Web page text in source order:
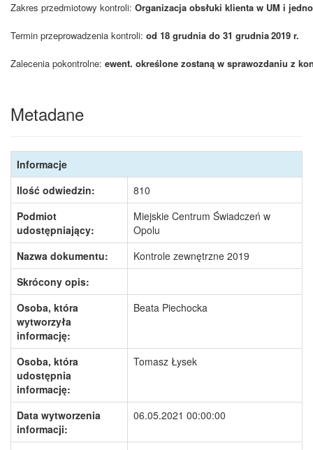
Zakres przedmiotowy kontroli: Organizacja obsłuki klienta w UM i
Termin przeprowadzenia kontroli: od 18 grudnia do 31 grudnia2019 r.
Zalecenia pokontrolne: ewent. określone zostaną w sprawozdaniu z
Metadane
Informacje
Ilość odwiedzin:
810
Podmiot
udostępniający:
Miejskie Centrum Świadczeń w
Opolu
Nazwa dokumentu:
Kontrole zewnętrzne 2019
Skrócony opis:
Osoba, która
wytworzyła
informację:
Beata Piechocka
Osoba, która
udostępnia
informację:
Tomasz Łysek
Data wytworzenia
informacji:
06.05.2021 00:00:00